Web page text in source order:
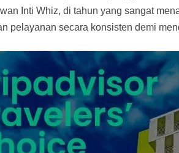
Inti Whiz, di tahun yang sangat
pelayanan secara konsisten demi